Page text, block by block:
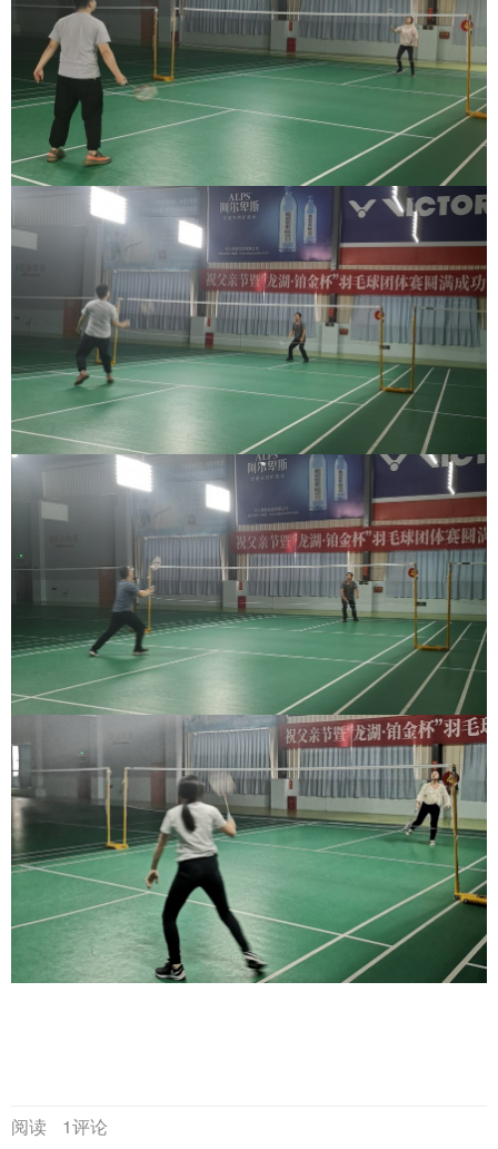
阅读 1评论